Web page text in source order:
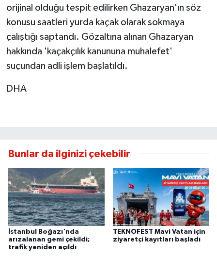
orijinal olduğu tespit edilirken Ghazaryan'ın söz
konusu saatleri yurda kaçak olarak sokmaya
çalıştığı saptandı. Gözaltına alınan Ghazaryan
hakkında 'kaçakçılık kanununa muhalefet'
suçundan adli işlem başlatıldı.
DHA
Bunlar da ilginizi çekebilir
İstanbul Boğazı'nda
arızalanan gemi çekildi;
trafik yeniden açıldı
TEKNOFEST Mavi Vatan için
ziyaretçi kayıtları başladı